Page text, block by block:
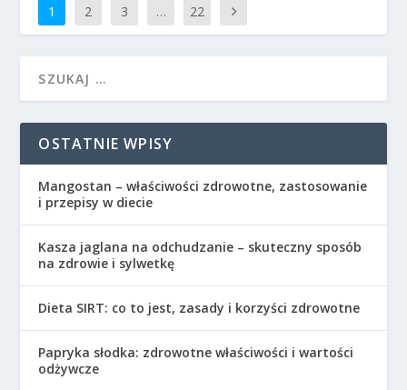
1 2 3 … 22
OSTATNIE WPISY
Mangostan – właściwości zdrowotne, zastosowanie
i przepisy w diecie
Kasza jaglana na odchudzanie – skuteczny sposób
na zdrowie i sylwetkę
Dieta SIRT: co to jest, zasady i korzyści zdrowotne
Papryka słodka: zdrowotne właściwości i wartości
odżywcze